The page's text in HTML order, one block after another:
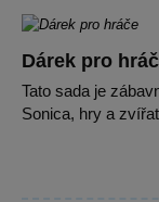
Dárek pro
Tato sada je
Sonica, hry a